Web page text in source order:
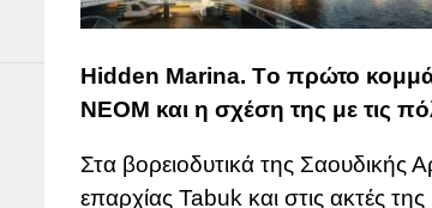
Hidden Marina. Tο πρώτο
NEOM και η σχέση της με τις
Στα βορειοδυτικά της Σαουδικής
επαρχίας Tabuk και στις ακτές